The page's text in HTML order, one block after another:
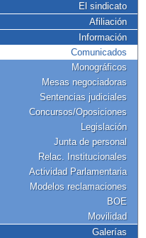
El sindicato
Afiliación
Información
Comunicados
Monográficos
Mesas negociadoras
Sentencias judiciales
Concursos/Oposiciones
Legislación
Junta de personal
Relac. Institucionales
Actividad Parlamentaria
Modelos reclamaciones
BOE
Movilidad
Galerías